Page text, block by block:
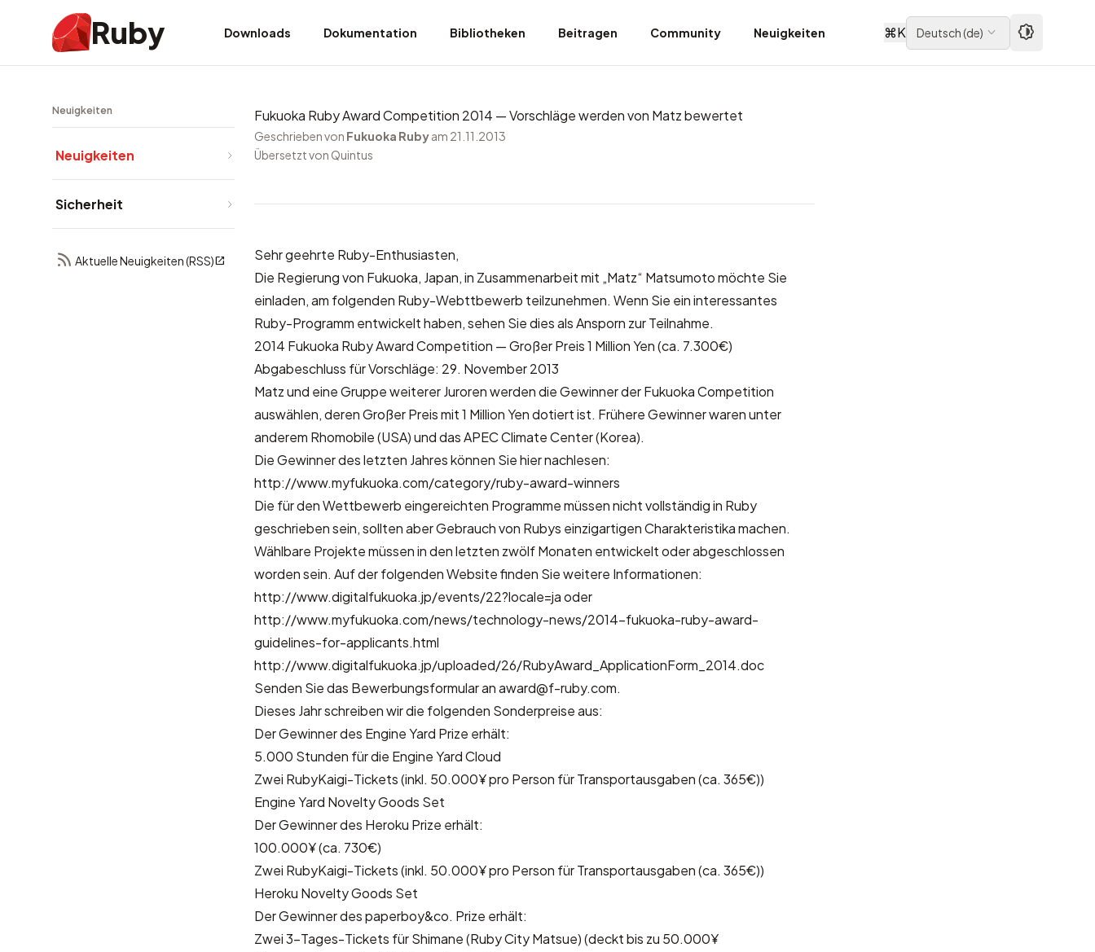
Ruby Downloads Dokumentation Bibliotheken Beitragen Community Neuigkeiten ⌘K Deutsch(de)
Neuigkeiten
Neuigkeiten
Sicherheit
Aktuelle Neuigkeiten (RSS)
Fukuoka Ruby Award Competition 2014 — Vorschläge werden von Matz bewertet
Geschrieben von Fukuoka Rubyam 21.11.2013
Übersetzt von Quintus
Sehr geehrte Ruby-Enthusiasten,
Die Regierung von Fukuoka, Japan, in Zusammenarbeit mit „Matz“ Matsumoto möchte Sie
einladen, am folgenden Ruby-Webttbewerb teilzunehmen. Wenn Sie ein interessantes
Ruby-Programm entwickelt haben, sehen Sie dies als Ansporn zur Teilnahme.
2014 Fukuoka Ruby Award Competition — Großer Preis 1 Million Yen (ca. 7.300€)
Abgabeschluss für Vorschläge: 29. November 2013
Matz und eine Gruppe weiterer Juroren werden die Gewinner der Fukuoka Competition
auswählen, deren Großer Preis mit 1 Million Yen dotiert ist. Frühere Gewinner waren unter
anderem Rhomobile (USA) und das APEC Climate Center (Korea).
Die Gewinner des letzten Jahres können Sie hier nachlesen:
http://www.myfukuoka.com/category/ruby-award-winners
Die für den Wettbewerb eingereichten Programme müssen nicht vollständig in Ruby
geschrieben sein, sollten aber Gebrauch von Rubys einzigartigen Charakteristika machen.
Wählbare Projekte müssen in den letzten zwölf Monaten entwickelt oder abgeschlossen
worden sein. Auf der folgenden Website finden Sie weitere Informationen:
http://www.digitalfukuoka.jp/events/22?locale=jaoder
http://www.myfukuoka.com/news/technology-news/2014-fukuoka-ruby-award-
guidelines-for-applicants.html
http://www.digitalfukuoka.jp/uploaded/26/RubyAward_ApplicationForm_2014.doc
Senden Sie das Bewerbungsformular anaward@f-ruby.com.
Dieses Jahr schreiben wir die folgenden Sonderpreise aus:
Der Gewinner des Engine Yard Prize erhält:
5.000 Stunden für die Engine Yard Cloud
Zwei RubyKaigi-Tickets (inkl. 50.000¥ pro Person für Transportausgaben (ca. 365€))
Engine Yard Novelty Goods Set
Der Gewinner des Heroku Prize erhält:
100.000¥ (ca. 730€)
Zwei RubyKaigi-Tickets (inkl. 50.000¥ pro Person für Transportausgaben (ca. 365€))
Heroku Novelty Goods Set
Der Gewinner des paperboy&co. Prize erhält:
Zwei 3-Tages-Tickets für Shimane (Ruby City Matsue) (deckt bis zu 50.000¥